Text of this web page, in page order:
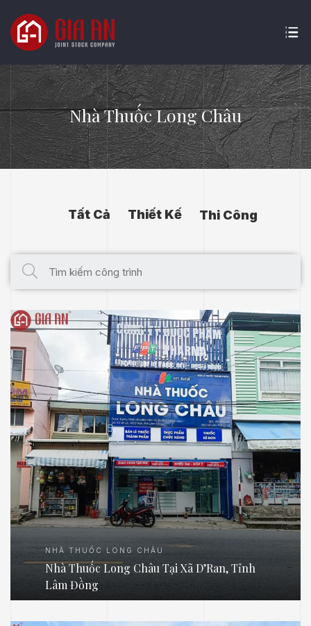
Nhà Thuốc Long Châu
Tất Cả Thiết Kế Thi Công
NHÀ THUỐC LONG CHÂU
Nhà Thuốc Long Châu Tại Xã D’Ran, Tỉnh
Lâm Đồng